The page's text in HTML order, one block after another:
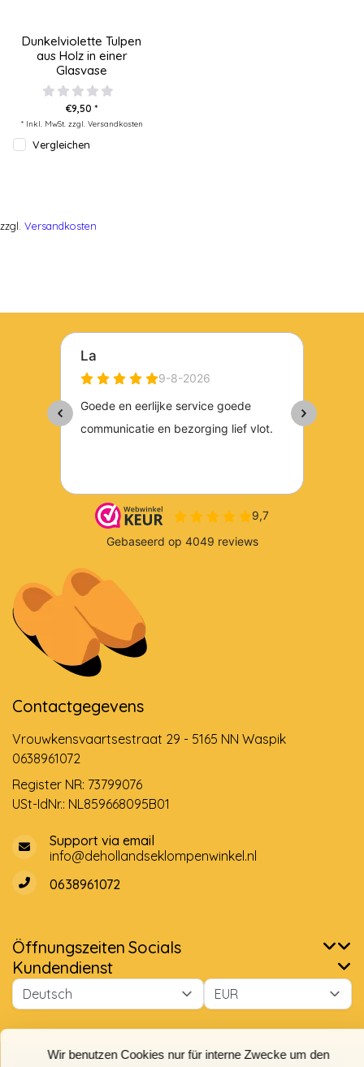
Wir benutzen Cookies nur für interne Zwecke um den
Webshop zu verbessern. Ist das in Ordnung?
Dunkelviolette Tulpen
aus Holz in einer
Glasvase
€9,50 *
* Inkl. MwSt. zzgl. Versandkosten
Vergleichen
zzgl. Versandkosten
Contactgegevens
Vrouwkensvaartsestraat 29 - 5165 NN Waspik
0638961072
Register NR: 73799076
USt-IdNr.: NL859668095B01
Support via email
info@dehollandseklompenwinkel.nl
0638961072
Öffnungszeiten Socials
Kundendienst